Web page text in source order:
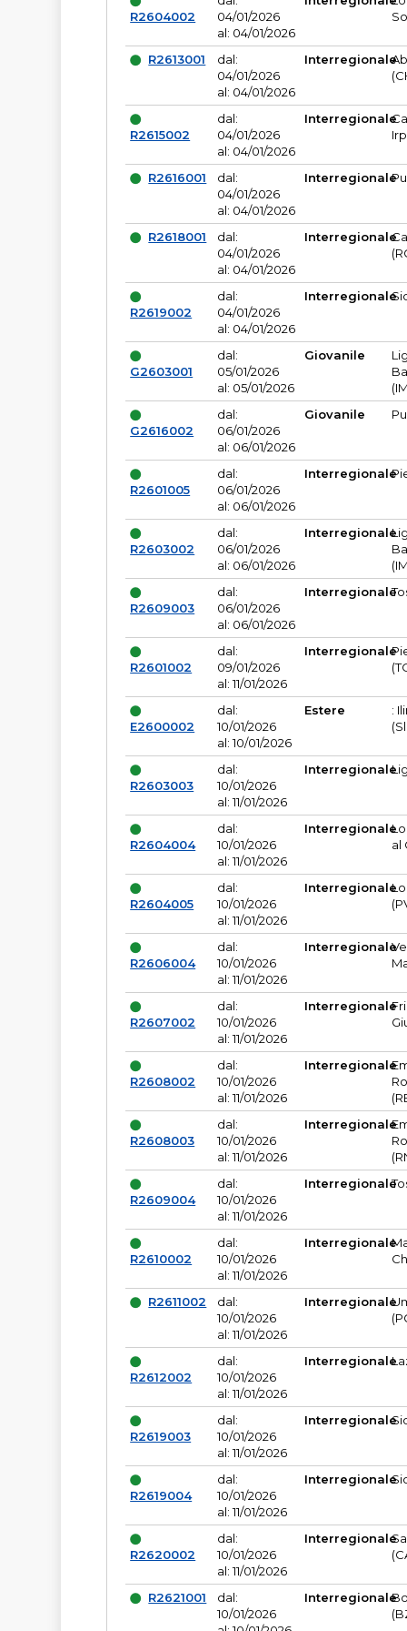
R2604002
04/01/2026
al: 04/01/2026
R2613001
dal:
04/01/2026
al: 04/01/2026
Interregionale
R2615002
dal:
04/01/2026
al: 04/01/2026
Interregionale
R2616001
dal:
04/01/2026
al: 04/01/2026
Interregionale
R2618001
dal:
04/01/2026
al: 04/01/2026
Interregionale
R2619002
dal:
04/01/2026
al: 04/01/2026
Interregionale
G2603001
dal:
05/01/2026
al: 05/01/2026
Giovanile
G2616002
dal:
06/01/2026
al: 06/01/2026
Giovanile
R2601005
dal:
06/01/2026
al: 06/01/2026
Interregionale
R2603002
dal:
06/01/2026
al: 06/01/2026
Interregionale
R2609003
dal:
06/01/2026
al: 06/01/2026
Interregionale
R2601002
dal:
09/01/2026
al: 11/01/2026
Interregionale
E2600002
dal:
10/01/2026
al: 10/01/2026
Estere
:
R2603003
dal:
10/01/2026
al: 11/01/2026
Interregionale
R2604004
dal:
10/01/2026
al: 11/01/2026
Interregionale
al
R2604005
dal:
10/01/2026
al: 11/01/2026
Interregionale
R2606004
dal:
10/01/2026
al: 11/01/2026
Interregionale
R2607002
dal:
10/01/2026
al: 11/01/2026
Interregionale
R2608002
dal:
10/01/2026
al: 11/01/2026
Interregionale
R2608003
dal:
10/01/2026
al: 11/01/2026
Interregionale
R2609004
dal:
10/01/2026
al: 11/01/2026
Interregionale
R2610002
dal:
10/01/2026
al: 11/01/2026
Interregionale
R2611002
dal:
10/01/2026
al: 11/01/2026
Interregionale
R2612002
dal:
10/01/2026
al: 11/01/2026
Interregionale
R2619003
dal:
10/01/2026
al: 11/01/2026
Interregionale
R2619004
dal:
10/01/2026
al: 11/01/2026
Interregionale
R2620002
dal:
10/01/2026
al: 11/01/2026
Interregionale
R2621001
dal:
10/01/2026
Interregionale